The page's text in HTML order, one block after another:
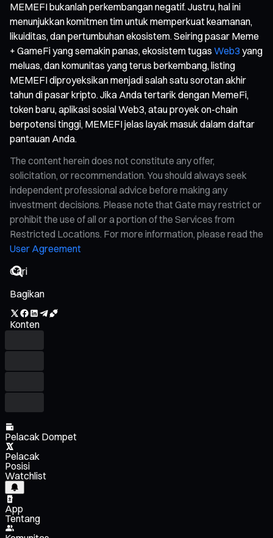
MEMEFI bukanlah perkembangan negatif. Justru, hal ini
menunjukkan komitmen tim untuk memperkuat keamanan,
likuiditas, dan pertumbuhan ekosistem. Seiring pasar Meme
+ GameFi yang semakin panas, ekosistem tugas Web3 yang
meluas, dan komunitas yang terus berkembang, listing
MEMEFI diproyeksikan menjadi salah satu sorotan akhir
tahun di pasar kripto. Jika Anda tertarik dengan MemeFi,
token baru, aplikasi sosial Web3, atau proyek on-chain
berpotensi tinggi, MEMEFI jelas layak masuk dalam daftar
pantauan Anda.
The content herein does not constitute any offer,
solicitation, or recommendation. You should always seek
independent professional advice before making any
investment decisions. Please note that Gate may restrict or
prohibit the use of all or a portion of the Services from
Restricted Locations. For more information, please read the
User Agreement
Bagikan
Konten
Pelacak Dompet
Pelacak
Posisi
Watchlist
App
Tentang